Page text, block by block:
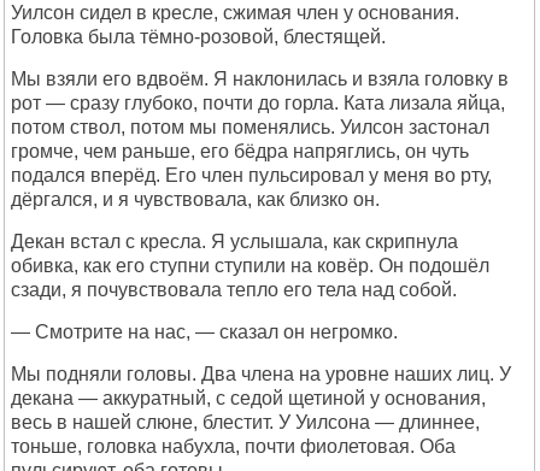
Уилсон сидел в кресле, сжимая член у основания.
Головка была тёмно-розовой, блестящей.
Мы взяли его вдвоём. Я наклонилась и взяла головку в
рот — сразу глубоко, почти до горла. Ката лизала яйца,
потом ствол, потом мы поменялись. Уилсон застонал
громче, чем раньше, его бёдра напряглись, он чуть
подался вперёд. Его член пульсировал у меня во рту,
дёргался, и я чувствовала, как близко он.
Декан встал с кресла. Я услышала, как скрипнула
обивка, как его ступни ступили на ковёр. Он подошёл
сзади, я почувствовала тепло его тела над собой.
— Смотрите на нас, — сказал он негромко.
Мы подняли головы. Два члена на уровне наших лиц. У
декана — аккуратный, с седой щетиной у основания,
весь в нашей слюне, блестит. У Уилсона — длиннее,
тоньше, головка набухла, почти фиолетовая. Оба